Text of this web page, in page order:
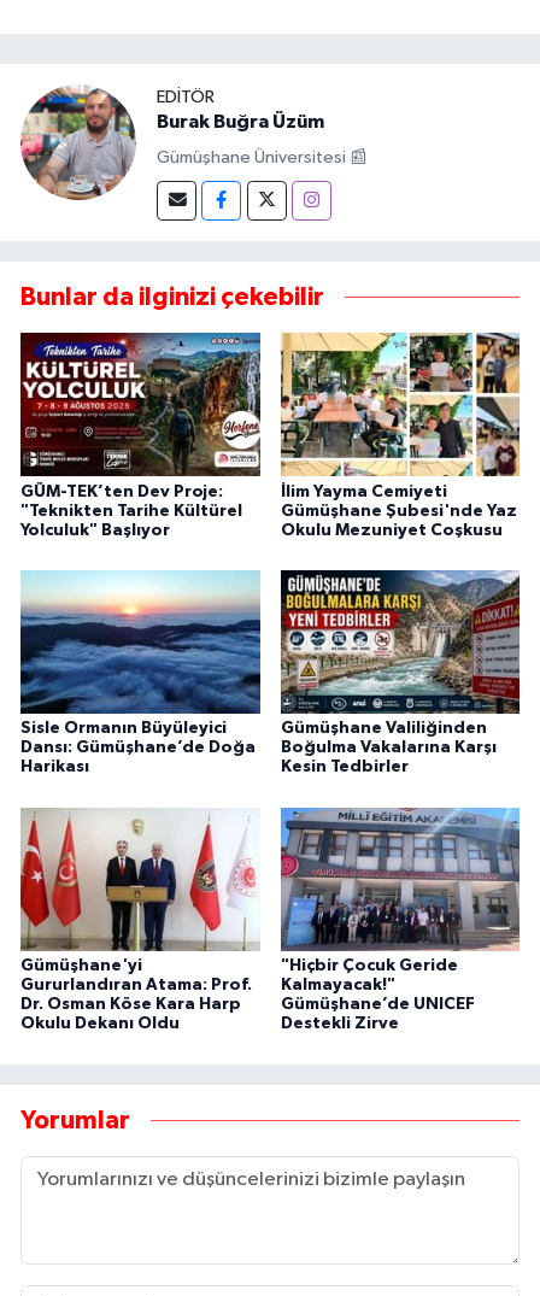
EDITÖR
Burak Buğra Üzüm
Gümüşhane Üniversitesi 📰
Bunlar da ilginizi çekebilir
GÜM-TEK’ten Dev Proje:
"Teknikten Tarihe Kültürel
Yolculuk" Başlıyor
İlim Yayma Cemiyeti
Gümüşhane Şubesi'nde Yaz
Okulu Mezuniyet Coşkusu
Sisle Ormanın Büyüleyici
Dansı: Gümüşhane’de Doğa
Harikası
Gümüşhane Valiliğinden
Boğulma Vakalarına Karşı
Kesin Tedbirler
Gümüşhane'yi
Gururlandıran Atama: Prof.
Dr. Osman Köse Kara Harp
Okulu Dekanı Oldu
"Hiçbir Çocuk Geride
Kalmayacak!"
Gümüşhane’de UNICEF
Destekli Zirve
Yorumlar